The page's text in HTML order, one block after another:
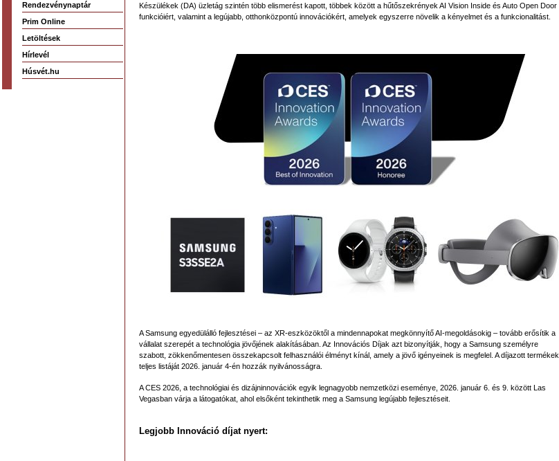
Rendezvénynaptár
Prim Online
Letöltések
Hírlevél
Húsvét.hu
Készülékek (DA) üzletág szintén több elismerést kapott, többek között a hűtőszekrények AI Vision Inside és Auto Open Door
funkcióiért, valamint a legújabb, otthonközpontú innovációkért, amelyek egyszerre növelik a kényelmet és a funkcionalitást.
A Samsung egyedülálló fejlesztései – az XR-eszközöktől a mindennapokat megkönnyítő AI-megoldásokig – tovább erősítik a
vállalat szerepét a technológia jövőjének alakításában. Az Innovációs Díjak azt bizonyítják, hogy a Samsung személyre
szabott, zökkenőmentesen összekapcsolt felhasználói élményt kínál, amely a jövő igényeinek is megfelel. A díjazott termékek
teljes listáját 2026. január 4-én hozzák nyilvánosságra.
A CES 2026, a technológiai és dizájninnovációk egyik legnagyobb nemzetközi eseménye, 2026. január 6. és 9. között Las
Vegasban várja a látogatókat, ahol elsőként tekinthetik meg a Samsung legújabb fejlesztéseit.
Legjobb Innováció díjat nyert: